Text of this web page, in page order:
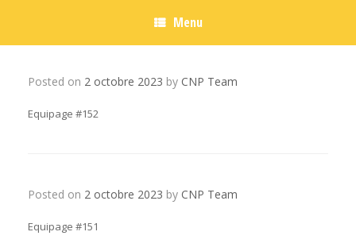
Menu
Posted on 2 octobre 2023 by CNP Team
Equipage #152
Posted on 2 octobre 2023 by CNP Team
Equipage #151